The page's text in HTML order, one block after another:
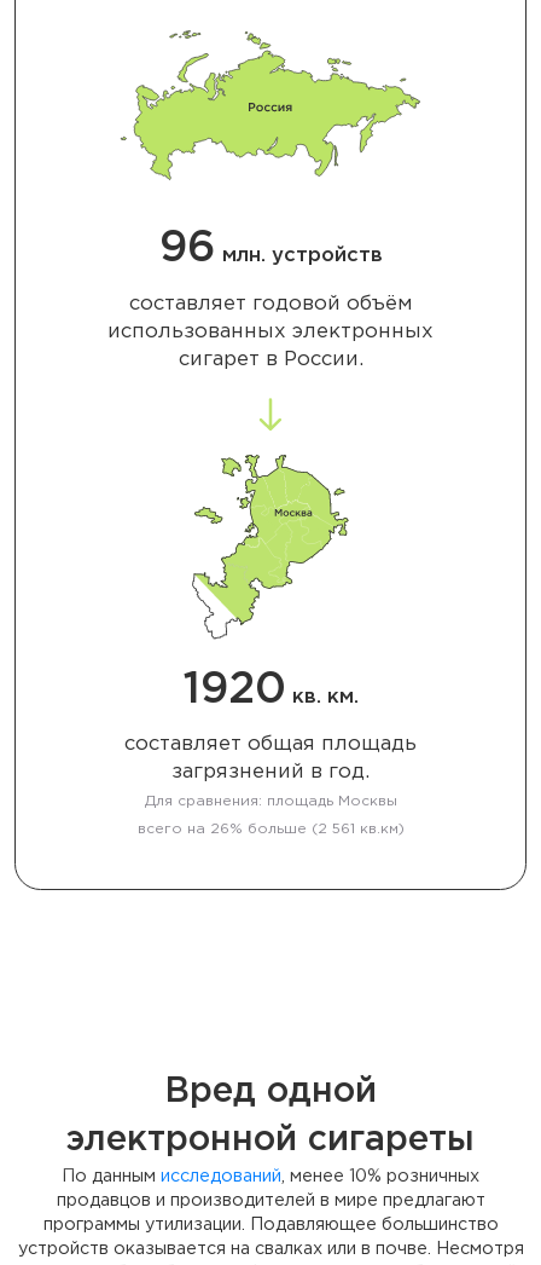
96 млн. устройств
составляет годовой объём
использованных электронных
сигарет в России.
1920 кв. км.
составляет общая площадь
загрязнений в год.
Для сравнения: площадь Москвы
всего на 26% больше (2 561 кв.км)
Вред одной
электронной сигареты
По данным исследований , менее 10% розничных
продавцов и производителей в мире предлагают
программы утилизации. Подавляющее большинство
устройств оказывается на свалках или в почве. Несмотря